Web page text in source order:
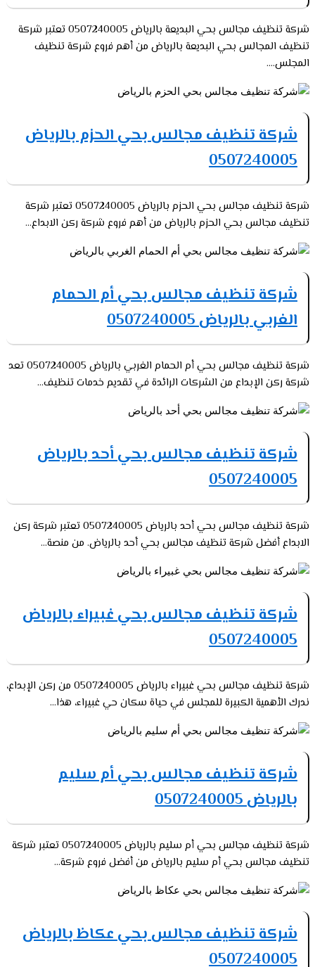
شركة تنظيف مجالس بحي البديعة بالرياض 0507240005 تعتبر شركة
تنظيف المجالس بحي البديعة بالرياض من أهم فروع شركة تنظيف
المجلس....
شركة تنظيف مجالس بحي الحزم بالرياض
0507240005
شركة تنظيف مجالس بحي الحزم بالرياض 0507240005 تعتبر شركة
تنظيف مجالس بحي الحزم بالرياض من أهم فروع شركة ركن الابداع...
شركة تنظيف مجالس بحي أم الحمام
الغربي بالرياض 0507240005
شركة تنظيف مجالس بحي أم الحمام الغربي بالرياض 0507240005 تعد
شركة ركن الإبداع من الشركات الرائدة في تقديم خدمات تنظيف...
شركة تنظيف مجالس بحي أحد بالرياض
0507240005
شركة تنظيف مجالس بحي أحد بالرياض 0507240005 تعتبر شركة ركن
الابداع أفضل شركة تنظيف مجالس بحي أحد بالرياض. من منصة...
شركة تنظيف مجالس بحي غبيراء بالرياض
0507240005
شركة تنظيف مجالس بحي غبيراء بالرياض 0507240005 من ركن الإبداع،
ندرك الأهمية الكبيرة للمجلس في حياة سكان حي غبيراء، هذا...
شركة تنظيف مجالس بحي أم سليم
بالرياض 0507240005
شركة تنظيف مجالس بحي أم سليم بالرياض 0507240005 تعتبر شركة
تنظيف مجالس بحي أم سليم بالرياض من أفضل فروع شركة...
شركة تنظيف مجالس بحي عكاظ بالرياض
0507240005